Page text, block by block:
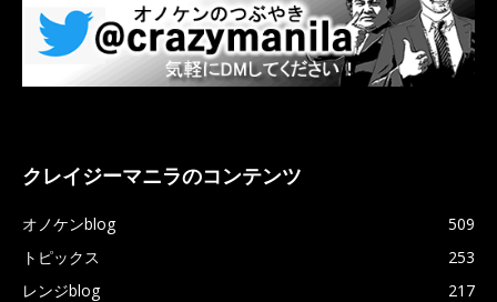
クレイジーマニラのコンテンツ
オノケンblog
509
トピックス
253
レンジblog
217